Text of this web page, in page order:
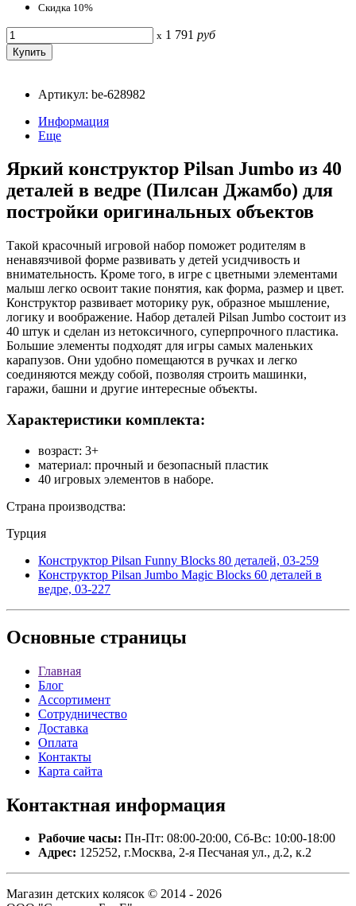
Скидка 10%
x 1 791 руб
Артикул: be-628982
Информация
Еще
Яркий конструктор Pilsan Jumbo из 40
деталей в ведре (Пилсан Джамбо) для
постройки оригинальных объектов
Такой красочный игровой набор поможет родителям в
ненавязчивой форме развивать у детей усидчивость и
внимательность. Кроме того, в игре с цветными элементами
малыш легко освоит такие понятия, как форма, размер и цвет.
Конструктор развивает моторику рук, образное мышление,
логику и воображение. Набор деталей Pilsan Jumbo состоит из
40 штук и сделан из нетоксичного, суперпрочного пластика.
Большие элементы подходят для игры самых маленьких
карапузов. Они удобно помещаются в ручках и легко
соединяются между собой, позволяя строить машинки,
гаражи, башни и другие интересные объекты.
Характеристики комплекта:
возраст: 3+
материал: прочный и безопасный пластик
40 игровых элементов в наборе.
Страна производства:
Турция
Конструктор Pilsan Funny Blocks 80 деталей, 03-259
Конструктор Pilsan Jumbo Magic Blocks 60 деталей в
ведре, 03-227
Основные страницы
Главная
Блог
Ассортимент
Сотрудничество
Доставка
Оплата
Контакты
Карта сайта
Контактная информация
Рабочие часы: Пн-Пт: 08:00-20:00, Сб-Вс: 10:00-18:00
Адрес: 125252, г.Москва, 2-я Песчаная ул., д.2, к.2
Магазин детских колясок © 2014 - 2026